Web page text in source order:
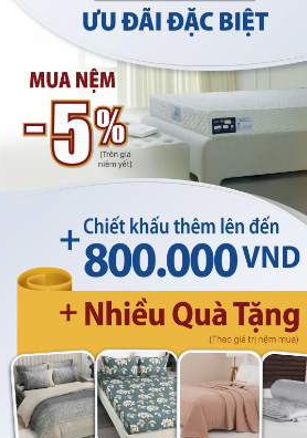
Available Now!
180cm x 200cm
200cm x 200cm
SERENITY
Available Now!